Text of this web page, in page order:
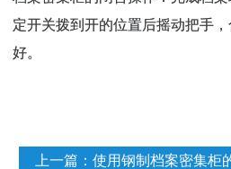
定开关拨到开的位置后摇动把手
好。
上一篇： 使用钢制档案密集柜